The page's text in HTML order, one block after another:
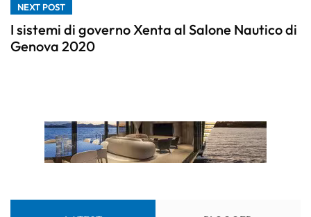
NEXT POST
I sistemi di governo Xenta al Salone Nautico di
Genova 2020